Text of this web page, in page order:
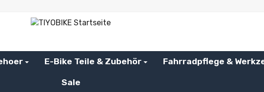
E-Bike Teile & Zubehör Fahrradpflege &
Sale